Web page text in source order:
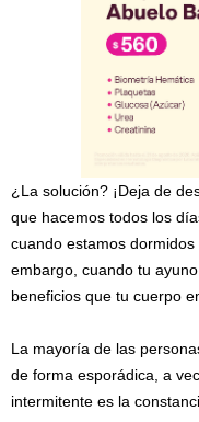
¿La solución? ¡Deja de
que hacemos todos los
cuando estamos
embargo, cuando tu
beneficios que tu cuerpo
La mayoría de las
de forma esporádica, a
intermitente es la